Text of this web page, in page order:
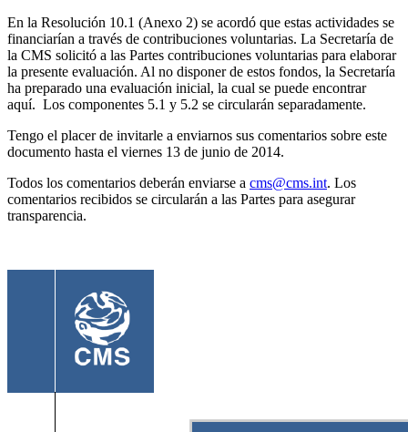
En la Resolución 10.1 (Anexo 2) se acordó que estas actividades se
financiarían a través de contribuciones voluntarias. La Secretaría de
la CMS solicitó a las Partes contribuciones voluntarias para elaborar
la presente evaluación. Al no disponer de estos fondos, la Secretaría
ha preparado una evaluación inicial, la cual se puede encontrar
aquí. Los componentes 5.1 y 5.2 se circularán separadamente.
Tengo el placer de invitarle a enviarnos sus comentarios sobre este
documento hasta el viernes 13 de junio de 2014.
Todos los comentarios deberán enviarse a cms@cms.int. Los
comentarios recibidos se circularán a las Partes para asegurar
transparencia.